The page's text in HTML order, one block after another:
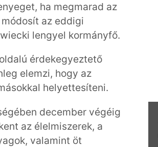
ha megmarad az
az eddigi
lengyel kormányfő.
érdekegyeztető
elemzi, hogy az
helyettesíteni.
december végéig
az élelmiszerek, a
valamint öt